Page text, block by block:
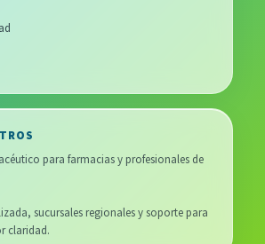
para farmacias y profesionales de
sucursales regionales y soporte para
claridad.